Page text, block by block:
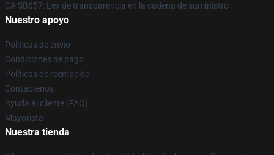
CA SB657: Ley de transparencia en la cadena de suministro
Nuestro apoyo
Políticas de envío
Condiciones de pago
Políticas de reembolso
Contáctenos
Ayuda al cliente (FAQ)
Mayorista
Nuestra tienda